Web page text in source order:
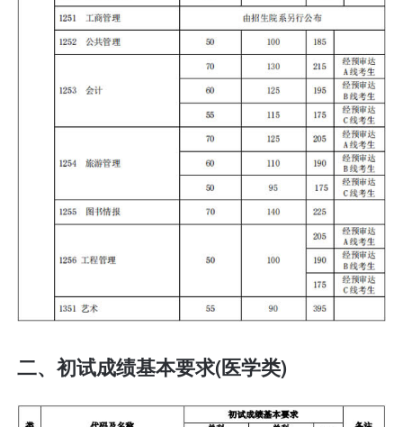
二、初试成绩基本要求(医学类)